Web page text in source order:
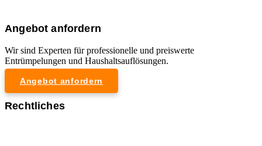
Angebot anfordern
Wir sind Experten für professionelle und preiswerte
Entrümpelungen und Haushaltsauflösungen.
Angebot anfordern
Rechtliches